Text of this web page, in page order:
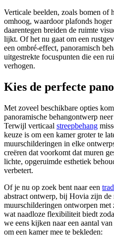
Verticale beelden, zoals bomen of
omhoog, waardoor plafonds
daarentegen breiden de ruimte
lijkt. Of het nu gaat om een
een ombré-effect, panoramisch
uitgestrekte focuspunten die een
verhogen.
Kies de perfecte
Met zoveel beschikbare opties
panoramische behangontwerp
Terwijl verticaal streepbehang
keuze is om een kamer groter te
muurschilderingen in elke
creëren dat voorkomt dat muren
lichte, opgeruimde esthetiek
verbetert.
Of je nu op zoek bent naar een
abstract ontwerp, bij Hovia zijn de
muurschilderingen ontworpen met
wat naadloze flexibiliteit biedt
we eens kijken naar een aantal
om een kamer mee te bekleden: